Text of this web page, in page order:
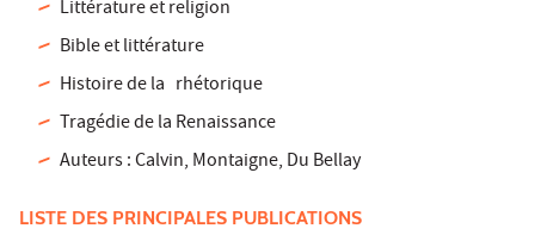
Littérature et religion
Bible et littérature
Histoire de la rhétorique
Tragédie de la Renaissance
Auteurs : Calvin, Montaigne, Du Bellay
LISTE DES PRINCIPALES PUBLICATIONS